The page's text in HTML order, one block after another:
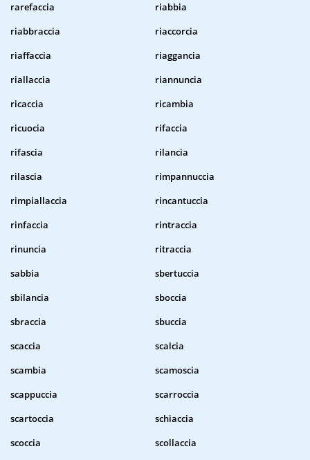
rarefaccia
riabbia
riabbraccia
riaccorcia
riaffaccia
riaggancia
riallaccia
riannuncia
ricaccia
ricambia
ricuocia
rifaccia
rifascia
rilancia
rilascia
rimpannuccia
rimpiallaccia
rincantuccia
rinfaccia
rintraccia
rinuncia
ritraccia
sabbia
sbertuccia
sbilancia
sboccia
sbraccia
sbuccia
scaccia
scalcia
scambia
scamoscia
scappuccia
scarroccia
scartoccia
schiaccia
scoccia
scollaccia